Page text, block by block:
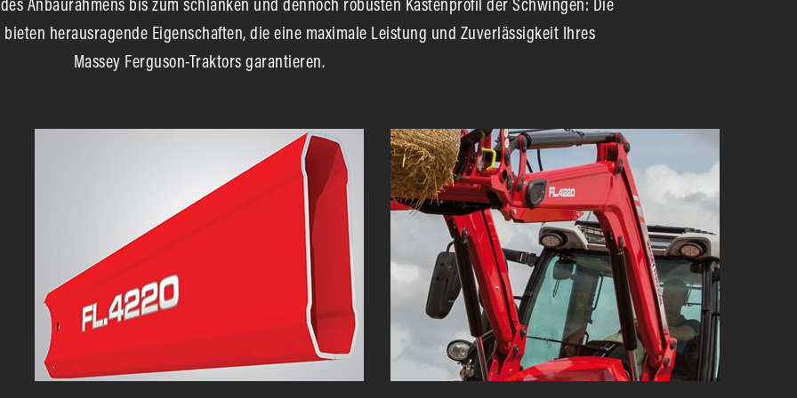
herausragende Eigenschaften, die eine maximale Leistung und Zuverlässigkeit Ihres
Massey Ferguson-Traktors garantieren.